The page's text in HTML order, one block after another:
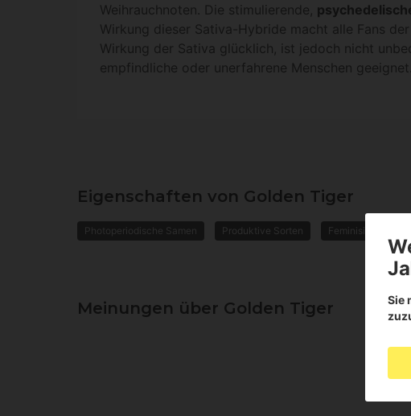
Weihrauchnoten. Die stimulierende,
Wirkung dieser Sativa-Hybride macht alle Fans der
Wirkung der Sativa glücklich, ist jedoch nicht
empfindliche oder unerfahrene Menschen geeignet.
Eigenschaften von Golden Tiger
Photoperiodische Samen Produktive Sorten Feminisierte Samen
Meinungen über Golden Tiger
Für
Sie